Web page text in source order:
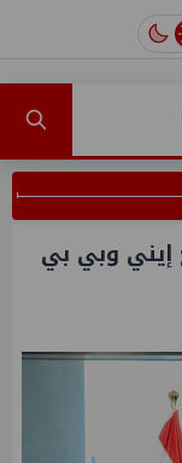
إيني وبي بي